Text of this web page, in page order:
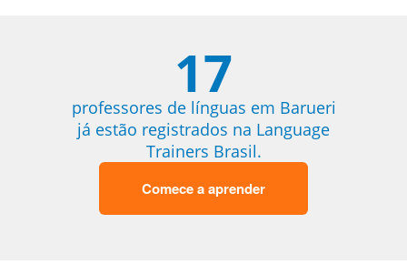
17
professores de línguas em Barueri
já estão registrados na Language
Trainers Brasil.
Comece a aprender